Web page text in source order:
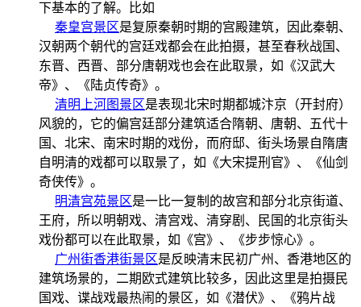
下基本的了解。比如
秦皇宫景区是复原秦朝时期的宫殿建筑，因此秦朝、
汉朝两个朝代的宫廷戏都会在此拍摄，甚至春秋战国、
东晋、西晋、部分唐朝戏也会在此取景，如《汉武大
帝》、《陆贞传奇》。
清明上河图景区是表现北宋时期都城汴京（开封府）
风貌的，它的偏宫廷部分建筑适合隋朝、唐朝、五代十
国、北宋、南宋时期的戏份，而府邸、街头场景自隋唐
自明清的戏都可以取景了，如《大宋提刑官》、《仙剑
奇侠传》。
明清宫苑景区是一比一复制的故宫和部分北京街道、
王府，所以明朝戏、清宫戏、清穿剧、民国的北京街头
戏份都可以在此取景，如《宫》、《步步惊心》。
广州街香港街景区是反映清末民初广州、香港地区的
建筑场景的，二期欧式建筑比较多，因此这里是拍摄民
国戏、谍战戏最热闹的景区，如《潜伏》、《鸦片战